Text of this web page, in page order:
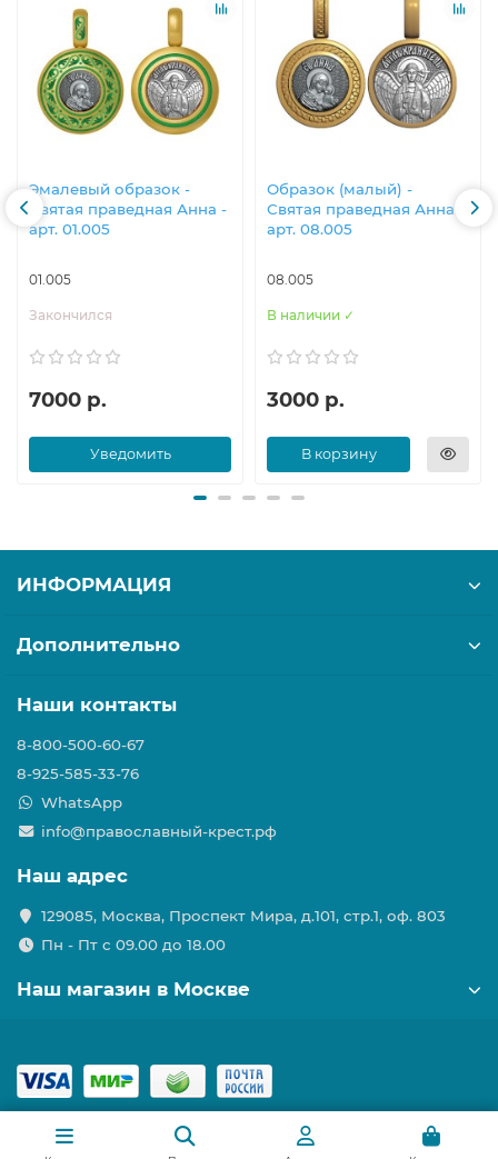
Эмалевый образок -
Святая праведная Анна -
арт. 01.005
01.005
Закончился
7000 р.
Уведомить
Образок (малый) -
Святая праведная Анна -
арт. 08.005
08.005
В наличии ✓
3000 р.
В корзину
ИНФОРМАЦИЯ
Дополнительно
Наши контакты
8-800-500-60-67
8-925-585-33-76
WhatsApp
info@православный-крест.рф
Наш адрес
129085, Москва, Проспект Мира, д.101, стр.1, оф. 803
Пн - Пт с 09.00 до 18.00
Наш магазин в Москве